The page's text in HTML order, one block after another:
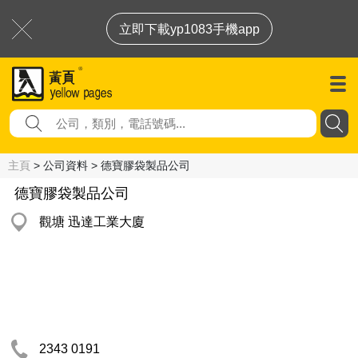
立即下載yp1083手機app
主頁 > 公司資料 > 德寶膠袋製品公司
德寶膠袋製品公司
觀塘 迅達工業大廈
2343 0191